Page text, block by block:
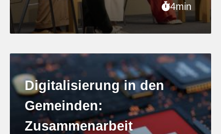
4min
Digitalisierung in den
Gemeinden:
Zusammenarbeit